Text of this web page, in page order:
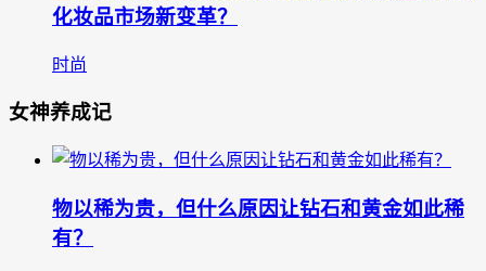
化妆品市场新变革？
时尚
女神养成记
物以稀为贵，但什么原因让钻石和黄金如此稀
有？